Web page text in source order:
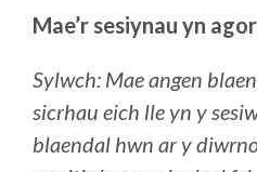
Mae’r sesiynau yn
Sylwch: Mae angen
sicrhau eich lle yn y
blaendal hwn ar y